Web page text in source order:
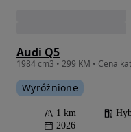
Audi Q5
1984 cm3 • 299 KM • Cena
Wyróżnione
1 km
2026